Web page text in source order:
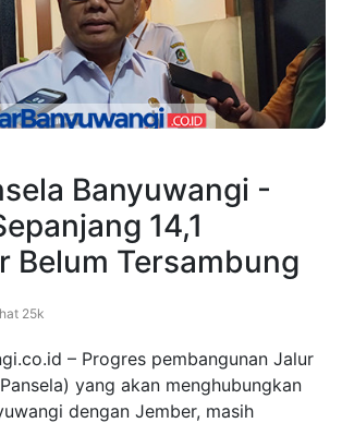
Banyuwangi -
14,1
Belum Tersambung
25k
– Progres pembangunan Jalur
yang akan menghubungkan
dengan Jember, masih